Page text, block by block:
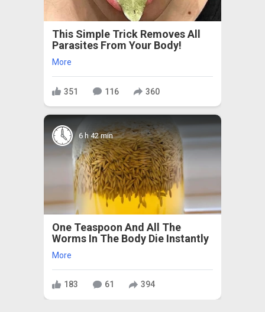
This Simple Trick Removes All
Parasites From Your Body!
More
351 116 360
6 h 42 min
One Teaspoon And All The
Worms In The Body Die Instantly
More
183 61 394